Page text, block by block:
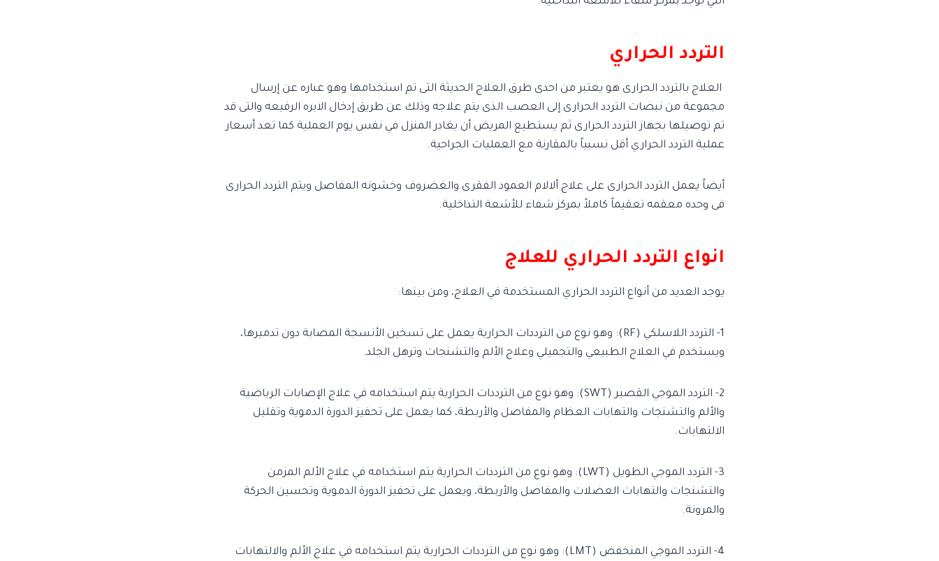
التردد الحراري
العلاج بالتردد الحرارى هو يعتبر من احدى طرق العلاج الحديثة التى تم استخدامها وهو عباره عن إرسال
مجموعة من نبضات التردد الحرارى إلى العصب الذى يتم علاجه وذلك عن طريق إدخال الابره الرفيعه والتى قد
تم توصيلها بجهاز التردد الحرارى ثم يستطيع المريض أن يغادر المنزل في نفس يوم العملية كما تعد أسعار
عملية التردد الحراري أقل نسبياً بالمقارنة مع العمليات الجراحية.
أيضاً يعمل التردد الحرارى على علاج ألالام العمود الفقرى والغضروف وخشونه المفاصل ويتم التردد الحرارى
فى وحده معقمه تعقيماً كاملاً بمركز شفاء للأشعة التداخلية.
انواع التردد الحراري للعلاج
يوجد العديد من أنواع التردد الحراري المستخدمة في العلاج، ومن بينها:
1- التردد اللاسلكي (RF): وهو نوع من الترددات الحرارية يعمل على تسخين الأنسجة المصابة دون تدميرها،
ويستخدم في العلاج الطبيعي والتجميلي وعلاج الألم والتشنجات وترهل الجلد.
2- التردد الموجي القصير (SWT): وهو نوع من الترددات الحرارية يتم استخدامه في علاج الإصابات الرياضية
والألم والتشنجات والتهابات العظام والمفاصل والأربطة، كما يعمل على تحفيز الدورة الدموية وتقليل
الالتهابات.
3- التردد الموجي الطويل (LWT): وهو نوع من الترددات الحرارية يتم استخدامه في علاج الألم المزمن
والتشنجات والتهابات العضلات والمفاصل والأربطة، ويعمل على تحفيز الدورة الدموية وتحسين الحركة
والمرونة.
4- التردد الموجي المنخفض (LMT): وهو نوع من الترددات الحرارية يتم استخدامه في علاج الألم والالتهابات